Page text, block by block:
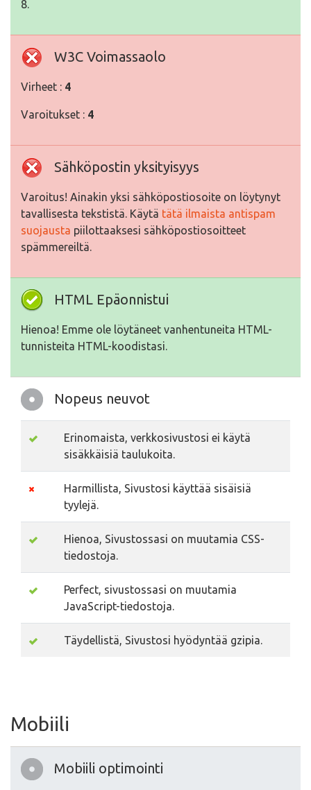
8.
W3C Voimassaolo
Virheet : 4
Varoitukset : 4
Sähköpostin yksityisyys
Varoitus! Ainakin yksi sähköpostiosoite on löytynyt
tavallisesta tekstistä. Käytä tätä ilmaista antispam
suojausta piilottaaksesi sähköpostiosoitteet
spämmereiltä.
HTML Epäonnistui
Hienoa! Emme ole löytäneet vanhentuneita HTML-
tunnisteita HTML-koodistasi.
Nopeus neuvot
Erinomaista, verkkosivustosi ei käytä
sisäkkäisiä taulukoita.
Harmillista, Sivustosi käyttää sisäisiä
tyylejä.
Hienoa, Sivustossasi on muutamia CSS-
tiedostoja.
Perfect, sivustossasi on muutamia
JavaScript-tiedostoja.
Täydellistä, Sivustosi hyödyntää gzipia.
Mobiili
Mobiili optimointi